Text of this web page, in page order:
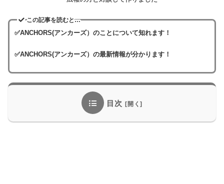
この記事を読むと…
✅ANCHORS(アンカーズ）のことについて知れます！
✅ANCHORS(アンカーズ）の最新情報が分かります！
目次